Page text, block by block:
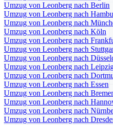
Umzug von Leonberg nach Berlin
Umzug von Leonberg nach
Umzug von Leonberg nach
Umzug von Leonberg nach Köln
Umzug von Leonberg nach
Umzug von Leonberg nach
Umzug von Leonberg nach
Umzug von Leonberg nach
Umzug von Leonberg nach
Umzug von Leonberg nach Essen
Umzug von Leonberg nach
Umzug von Leonberg nach
Umzug von Leonberg nach
Umzug von Leonberg nach